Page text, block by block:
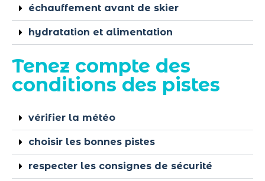
échauffement avant de skier
hydratation et alimentation
Tenez compte des
conditions des pistes
vérifier la météo
choisir les bonnes pistes
respecter les consignes de sécurité